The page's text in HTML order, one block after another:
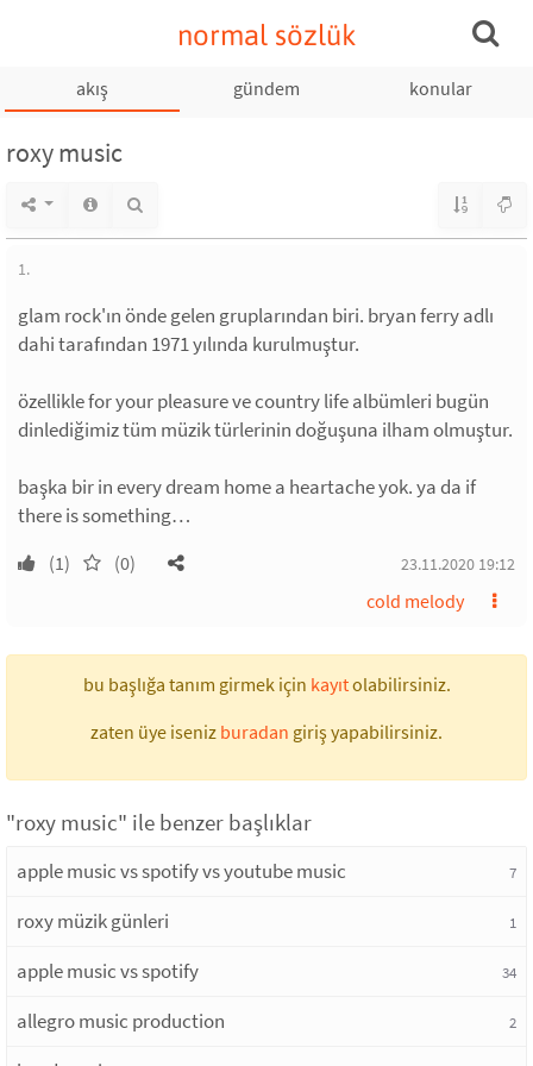
normal sözlük
akış gündem konular
roxy music
1.
glam rock'ın önde gelen gruplarından biri. bryan ferry adlı
dahi tarafından 1971 yılında kurulmuştur.
özellikle for your pleasure ve country life albümleri bugün
dinlediğimiz tüm müzik türlerinin doğuşuna ilham olmuştur.
başka bir in every dream home a heartache yok. ya da if
there is something…
(1) (0) 23.11.2020 19:12
cold melody
bu başlığa tanım girmek için kayıtolabilirsiniz.
zaten üye iseniz buradan giriş yapabilirsiniz.
"roxy music" ile benzer başlıklar
apple music vs spotify vs youtube music 7
roxy müzik günleri 1
apple music vs spotify 34
allegro music production 2